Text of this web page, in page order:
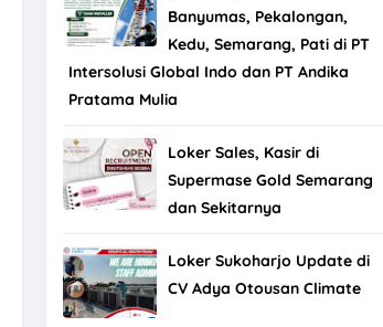
Banyumas, Pekalongan,
Kedu, Semarang, Pati di PT
Intersolusi Global Indo dan PT Andika
Pratama Mulia
Loker Sales, Kasir di
Supermase Gold Semarang
dan Sekitarnya
Loker Sukoharjo Update di
CV Adya Otousan Climate